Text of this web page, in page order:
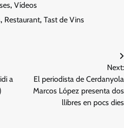
, Vídeos
, Restaurant, Tast de Vins
a
Next:
El periodista de Cerdanyola
Marcos López presenta dos
llibres en pocs dies